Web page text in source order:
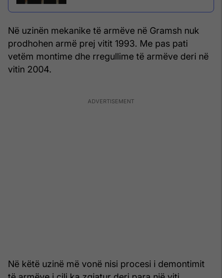
Në uzinën mekanike të armëve në Gramsh nuk
prodhohen armë prej vitit 1993. Me pas pati
vetëm montime dhe rregullime të armëve deri në
vitin 2004.
Në këtë uzinë më vonë nisi procesi i demontimit